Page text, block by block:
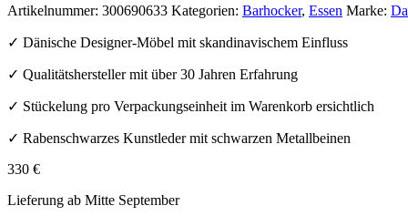
Artikelnummer: 300690633 Kategorien: Barhocker, Essen Marke:
✓ Dänische Designer-Möbel mit skandinavischem Einfluss
✓ Qualitätshersteller mit über 30 Jahren Erfahrung
✓ Stückelung pro Verpackungseinheit im Warenkorb ersichtlich
✓ Rabenschwarzes Kunstleder mit schwarzen Metallbeinen
330 €
Lieferung ab Mitte September